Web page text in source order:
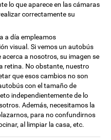
lo que aparece en las cámaras
correctamente su
a día empleamos
visual. Si vemos un autobús
a nosotros, su imagen se
retina. No obstante, nuestro
que esos cambios no son
con el tamaño de
independientemente de lo
Además, necesitamos la
para no confundirnos
al limpiar la casa, etc.